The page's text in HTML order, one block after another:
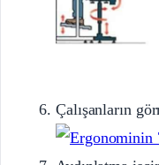
Çalışanların